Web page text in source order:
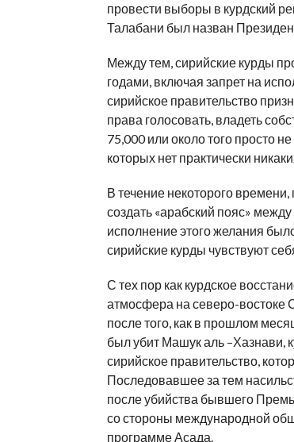
провести выборы в курдский
Талабани был назван
Между тем, сирийские курды
годами, включая запрет на
сирийское правительство
права голосовать, владеть
75,000 или около того просто
которых нет практически
В течение некоторого
создать «арабский пояс»
исполнение этого желания
сирийские курды чувствуют
С тех пор как курдское
атмосфера на северо-востоке
после того, как в прошлом
был убит Машук аль –Хазнави,
сирийское правительство,
Последовавшее за тем
после убийства бывшего
со стороны международной
программе Асада.